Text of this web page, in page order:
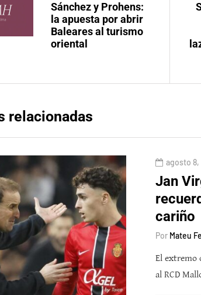
Sánchez y Prohens:
la apuesta por abrir
Baleares al turismo
oriental
relacionadas
agosto 8,
Jan
cariño
Por Mateu
El extremo
al RCD